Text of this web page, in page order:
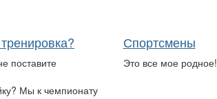
поставите
Мы к чемпионату
Спортсмены
Это все мое родное!